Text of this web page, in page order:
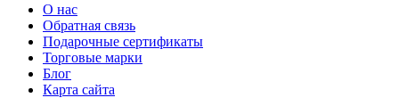
О нас
Обратная связь
Подарочные сертификаты
Торговые марки
Блог
Карта сайта